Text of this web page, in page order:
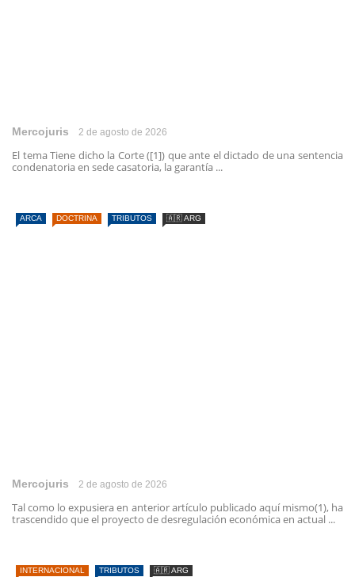
Mercojuris 2 de agosto de 2026
El tema Tiene dicho la Corte ([1]) que ante el dictado de una sentencia
condenatoria en sede casatoria, la garantía ...
ARCA DOCTRINA TRIBUTOS 🇦🇷 ARG
Mercojuris 2 de agosto de 2026
Tal como lo expusiera en anterior artículo publicado aquí mismo(1), ha
trascendido que el proyecto de desregulación económica en actual ...
INTERNACIONAL TRIBUTOS 🇦🇷 ARG